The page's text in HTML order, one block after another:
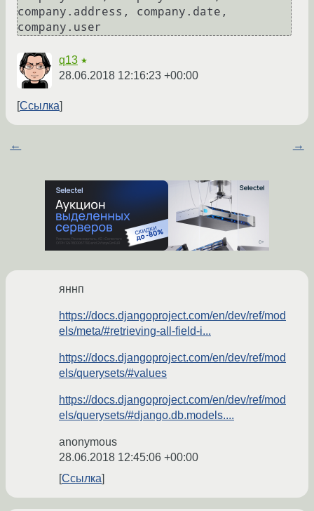
company.address, company.date,
q13 ★
28.06.2018 12:16:23 +00:00
Ссылка
← →
яннп
https://docs.djangoproject.com/en/dev/ref/mod
els/meta/#retrieving-all-field-i...
https://docs.djangoproject.com/en/dev/ref/mod
els/querysets/#values
https://docs.djangoproject.com/en/dev/ref/mod
els/querysets/#django.db.models....
anonymous
28.06.2018 12:45:06 +00:00
Ссылка